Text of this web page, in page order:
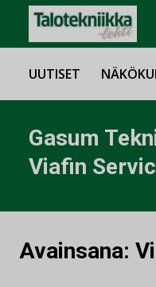
UUTISET
Gasum
Viafin
Avainsana: